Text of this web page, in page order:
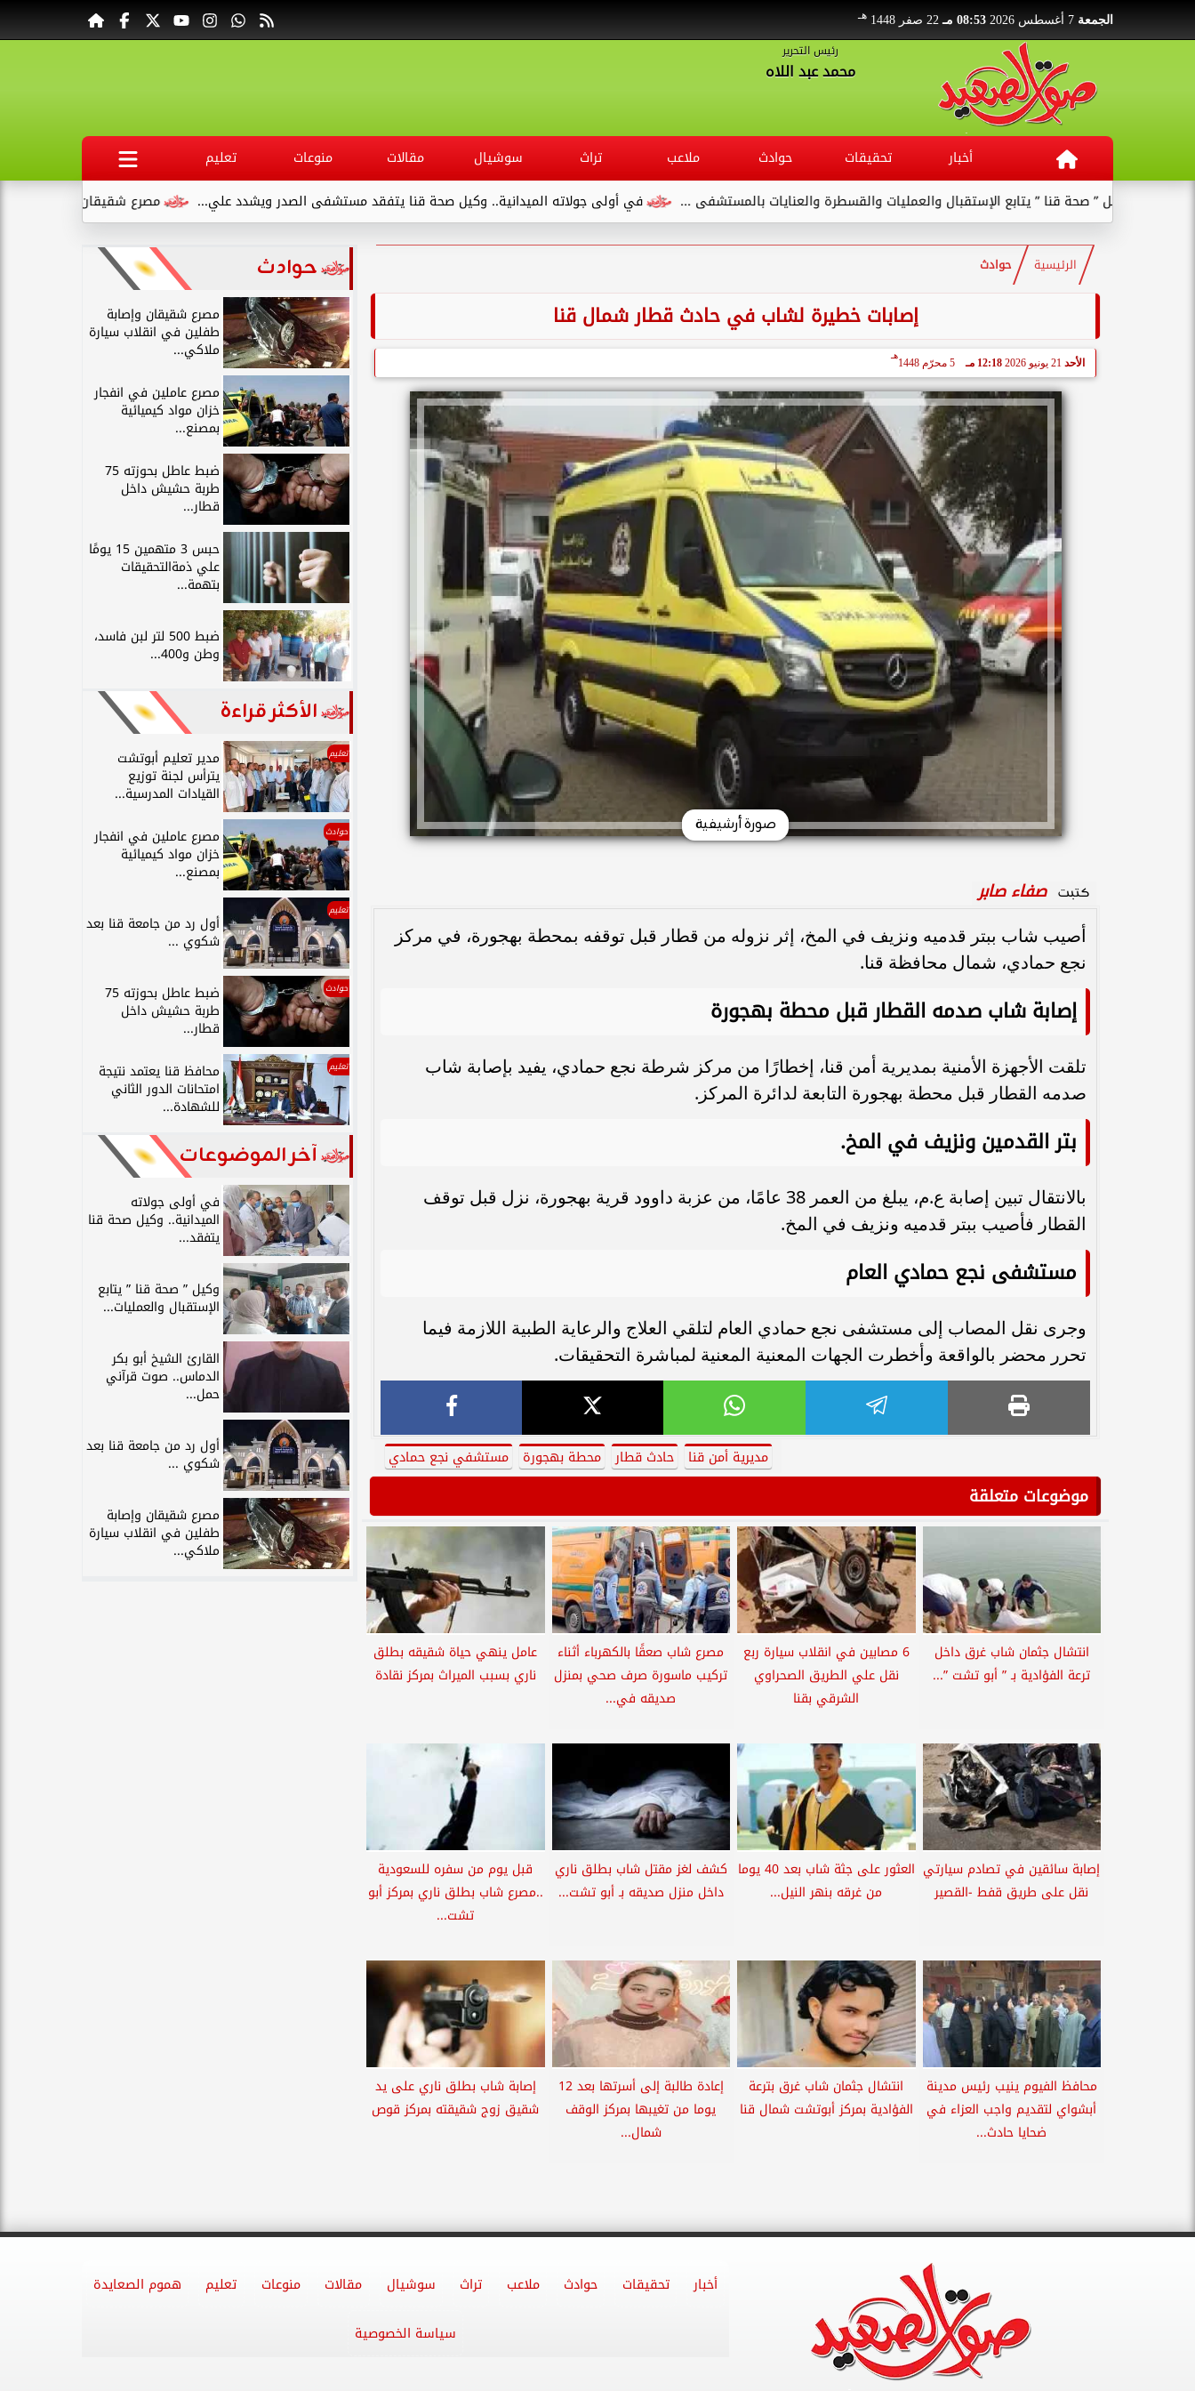
الجمعة 08:53 مـ 22 صفر 1448 هـ
رئيس التحرير
محمد عبد اللاه
أخبار تحقيقات حوادث ملاعب تراث سوشيال مقالات منوعات
تعليم
مصرع شقيقان وإصابة طفلين في
في أولى جولاته الميدانية.. وكيل صحة قنا يتفقد مستشفى الصدر ويشدد علي... وكيل ” صحة قنا ” يتابع الإستقبال والعمليات والقسطرة والعنايات بالمستشفى ...
الرئيسية حوادث
إصابات خطيرة لشاب في حادث قطار شمال قنا
الأحد 12:18 مـ 5 محرّم 1448
هـ
صورة أرشيفية
كتبت صفاء صابر
أصيب شاب ببتر قدميه ونزيف في المخ، إثر نزوله من قطار قبل توقفه بمحطة بهجورة، في مركز
نجع حمادي، شمال محافظة قنا.
إصابة شاب صدمه القطار قبل محطة بهجورة
تلقت الأجهزة الأمنية بمديرية أمن قنا، إخطارًا من مركز شرطة نجع حمادي، يفيد بإصابة شاب
صدمه القطار قبل محطة بهجورة التابعة لدائرة المركز.
بتر القدمين ونزيف في المخ.
بالانتقال تبين إصابة ع.م، يبلغ من العمر 38 عامًا، من عزبة داوود قرية بهجورة، نزل قبل توقف
القطار فأصيب ببتر قدميه ونزيف في المخ.
مستشفى نجع حمادي العام
وجرى نقل المصاب إلى مستشفى نجع حمادي العام لتلقي العلاج والرعاية الطبية اللازمة فيما
تحرر محضر بالواقعة وأخطرت الجهات المعنية المعنية لمباشرة التحقيقات.
مديرية أمن قنا حادث قطار محطة بهجورة مستشفي نجع حمادي
موضوعات متعلقة
انتشال جثمان شاب غرق داخل
ترعة الفؤادية بـ ” أبو تشت ”...
6 مصابين في انقلاب سيارة ربع
نقل علي الطريق الصحراوي
الشرقي بقنا
مصرع شاب صعقًا بالكهرباء أثناء
تركيب ماسورة صرف صحي بمنزل
صديقه في...
عامل ينهي حياة شقيقه بطلق
ناري بسبب الميراث بمركز نقادة
إصابة سائقين في تصادم سيارتي
نقل على طريق قفط -القصير
العثور على جثة شاب بعد 40 يوما
من غرقه بنهر النيل...
كشف لغز مقتل شاب بطلق ناري
داخل منزل صديقه بـ أبو تشت...
قبل يوم من سفره للسعودية
..مصرع شاب بطلق ناري بمركز أبو
تشت...
محافظ الفيوم ينيب رئيس مدينة
أبشواي لتقديم واجب العزاء في
ضحايا حادث...
انتشال جثمان شاب غرق بترعة
الفؤادية بمركز أبوتشت شمال قنا
إعادة طالبة إلى أسرتها بعد 12
يوما من تغيبها بمركز الوقف
شمال...
إصابة شاب بطلق ناري على يد
شقيق زوج شقيقته بمركز قوص
حوادث
مصرع شقيقان وإصابة
طفلين في انقلاب سيارة
ملاكي...
مصرع عاملين في انفجار
خزان مواد كيميائية
بمصنع...
ضبط عاطل بحوزته 75
طربة حشيش داخل
قطار...
حبس 3 متهمين 15 يومًا
علي ذمةالتحقيقات
بتهمة...
ضبط 500 لتر لبن فاسد،
وطن و400...
الأكثر قراءة
تعليم مدير تعليم أبوتشت
يترأس لجنة توزيع
القيادات المدرسية...
حوادث مصرع عاملين في انفجار
خزان مواد كيميائية
بمصنع...
تعليم
أول رد من جامعة قنا بعد
شكوي ...
حوادث ضبط عاطل بحوزته 75
طربة حشيش داخل
قطار...
تعليم محافظ قنا يعتمد نتيجة
امتحانات الدور الثاني
للشهادة...
آخر الموضوعات
في أولى جولاته
الميدانية.. وكيل صحة قنا
يتفقد...
وكيل ” صحة قنا ” يتابع
الإستقبال والعمليات...
القارئ الشيخ أبو بكر
الدماس.. صوت قرآني
حمل...
أول رد من جامعة قنا بعد
شكوي ...
مصرع شقيقان وإصابة
طفلين في انقلاب سيارة
ملاكي...
أخبار تحقيقات حوادث ملاعب تراث سوشيال مقالات منوعات تعليم هموم الصعايدة
سياسة الخصوصية